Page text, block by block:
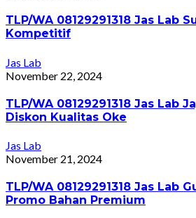
TLP/WA 08129291318 Jas Lab
Kompetitif
Jas Lab
November 22, 2024
TLP/WA 08129291318 Jas Lab
Diskon Kualitas Oke
Jas Lab
November 21, 2024
TLP/WA 08129291318 Jas Lab
Promo Bahan Premium